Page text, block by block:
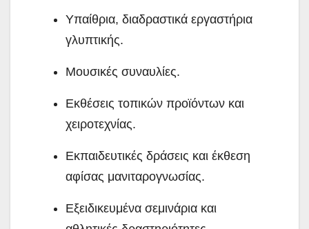
Υπαίθρια, διαδραστικά εργαστήρια
γλυπτικής.
Μουσικές συναυλίες.
Εκθέσεις τοπικών προϊόντων και
χειροτεχνίας.
Εκπαιδευτικές δράσεις και έκθεση
αφίσας μανιταρογνωσίας.
Εξειδικευμένα σεμινάρια και